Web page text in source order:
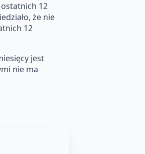
12
że nie
12
jest
nie ma